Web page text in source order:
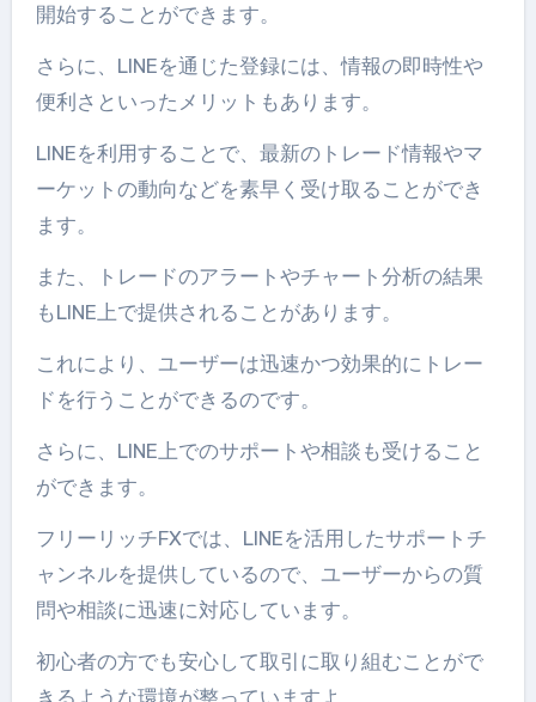
開始することができます。
さらに、LINEを通じた登録には、情報の即時性や
便利さといったメリットもあります。
LINEを利用することで、最新のトレード情報やマ
ーケットの動向などを素早く受け取ることができ
ます。
また、トレードのアラートやチャート分析の結果
もLINE上で提供されることがあります。
これにより、ユーザーは迅速かつ効果的にトレー
ドを行うことができるのです。
さらに、LINE上でのサポートや相談も受けること
ができます。
フリーリッチFXでは、LINEを活用したサポートチ
ャンネルを提供しているので、ユーザーからの質
問や相談に迅速に対応しています。
初心者の方でも安心して取引に取り組むことがで
きるような環境が整っていますよ。